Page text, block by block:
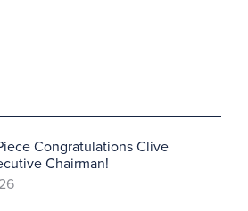
Congratulations Clive
Chairman!